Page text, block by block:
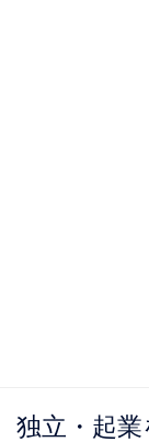
独立・起